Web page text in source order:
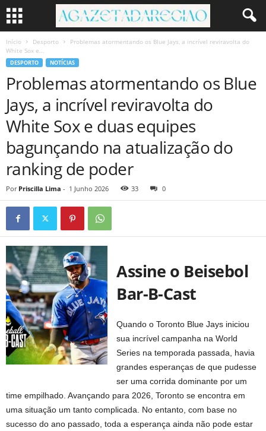
Início Desporto
Problemas atormentando os Blue Jays, a incrível reviravolta do
White Sox e...
DESPORTO NOTÍCIAS
Problemas atormentando os Blue
Jays, a incrível reviravolta do
White Sox e duas equipes
bagunçando na atualização do
ranking de poder
Por Priscilla Lima - 1 Junho 2026 33 0
Assine o Beisebol
Bar-B-Cast
Quando o Toronto Blue Jays iniciou
sua incrível campanha na World
Series na temporada passada, havia
grandes esperanças de que pudesse
ser uma corrida dominante por um
time empilhado. Avançando para 2026, Toronto se encontra em
uma situação um tanto complicada. No entanto, com base no
sucesso do ano passado, toda a esperança ainda não pode estar